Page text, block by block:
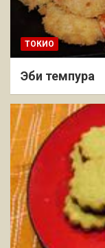
ТОКИО
Эби темпура